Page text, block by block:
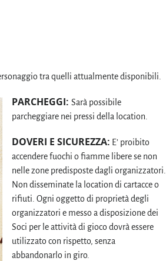
tra quelli attualmente disponibili.
PARCHEGGI: Sarà possibile
parcheggiare nei pressi della location.
DOVERI E SICUREZZA: E’ proibito
accendere fuochi o fiamme libere se non
nelle zone predisposte dagli organizzatori.
Non disseminate la location di cartacce o
rifiuti. Ogni oggetto di proprietà degli
organizzatori e messo a disposizione dei
Soci per le attività di gioco dovrà essere
utilizzato con rispetto, senza
abbandonarlo in giro.